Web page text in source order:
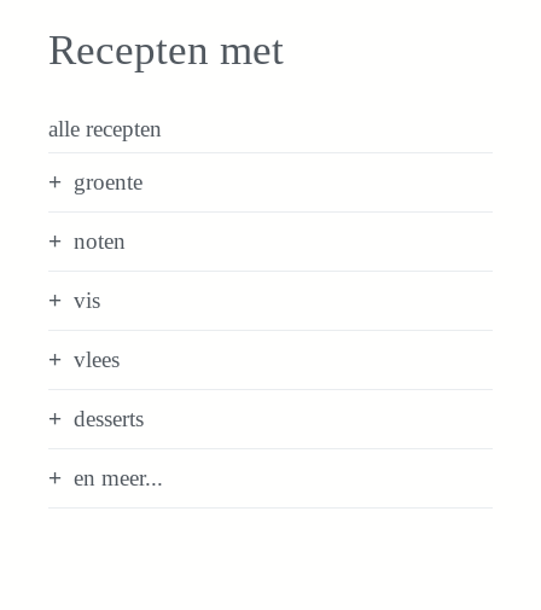
Recepten met
alle recepten
groente
noten
vis
vlees
desserts
en meer...